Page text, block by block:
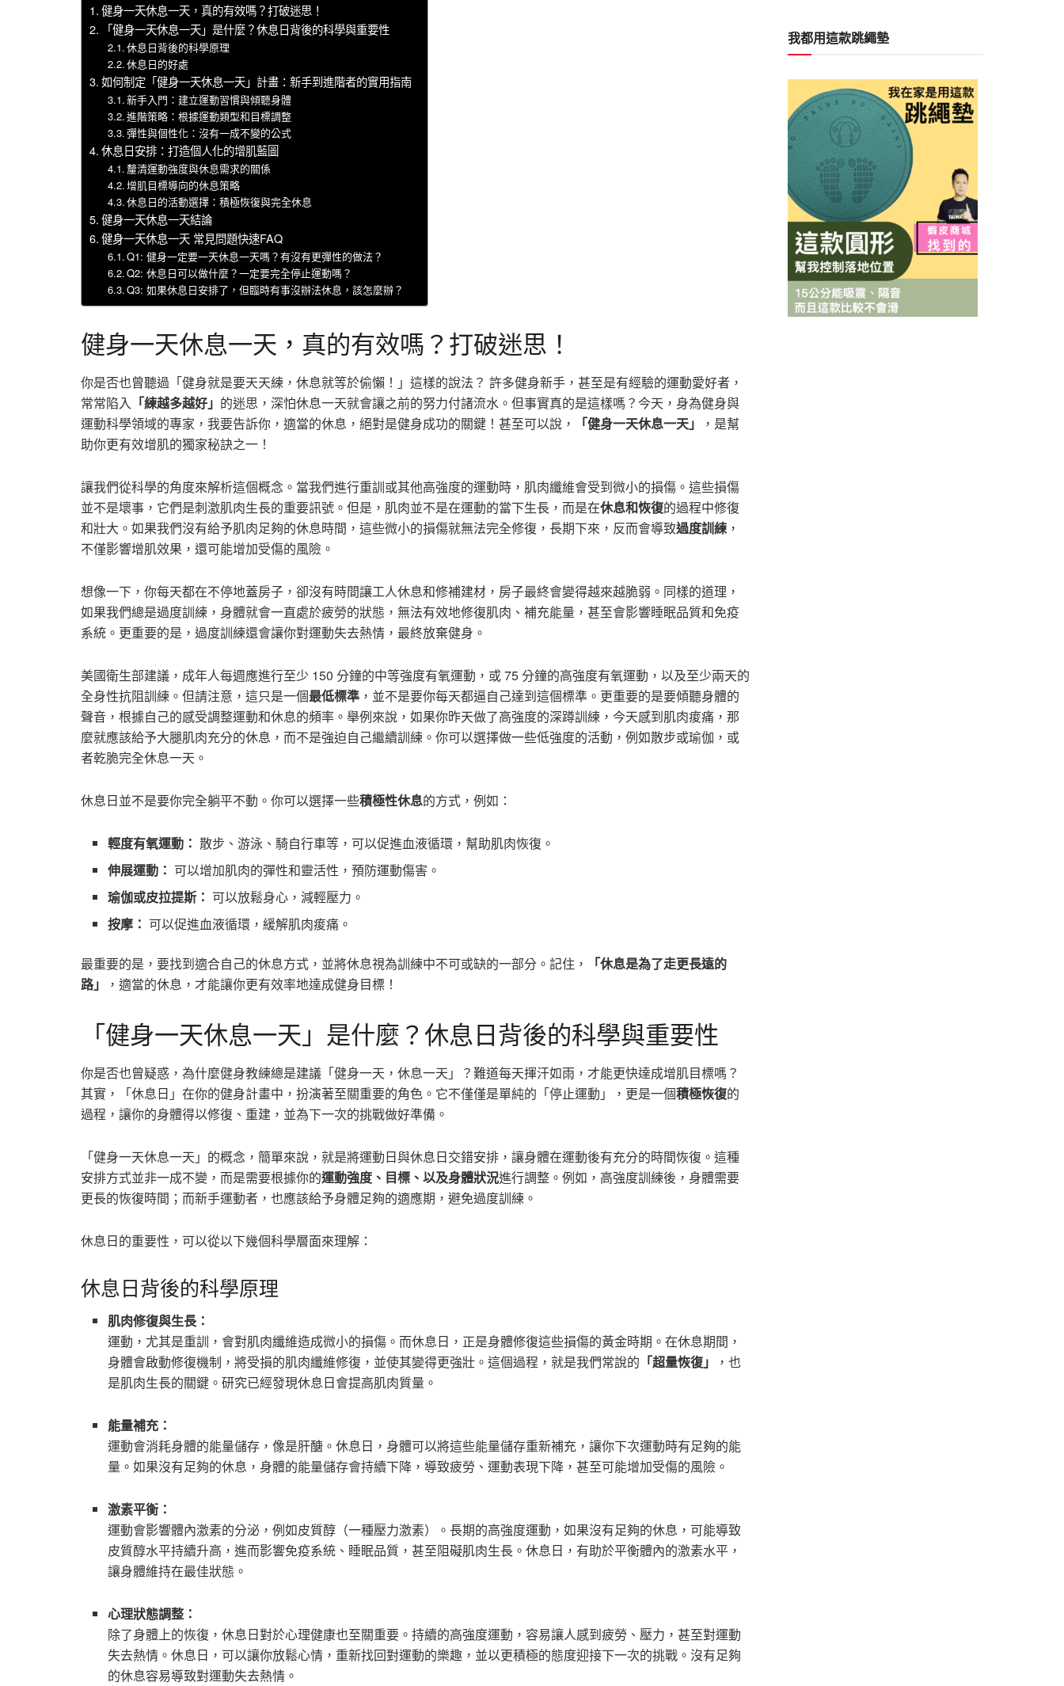
健身一天休息一天，真的有效嗎？打破迷思！
「健身一天休息一天」是什麼？休息日背後的科學與重要性
休息日背後的科學原理
休息日的好處
如何制定「健身一天休息一天」計畫：新手到進階者的實用指南
新手入門：建立運動習慣與傾聽身體
進階策略：根據運動類型和目標調整
彈性與個性化：沒有一成不變的公式
休息日安排：打造個人化的增肌藍圖
釐清運動強度與休息需求的關係
增肌目標導向的休息策略
休息日的活動選擇：積極恢復與完全休息
健身一天休息一天結論
健身一天休息一天 常見問題快速FAQ
Q1: 健身一定要一天休息一天嗎？有沒有更彈性的做法？
Q2: 休息日可以做什麼？一定要完全停止運動嗎？
Q3: 如果休息日安排了，但臨時有事沒辦法休息，該怎麼辦？
健身一天休息一天，真的有效嗎？打破迷思！
你是否也曾聽過「健身就是要天天練，休息就等於偷懶！」這樣的說法？ 許多健身新手，甚至是有經驗的運動愛好者，
常常陷入 「練越多越好」 的迷思，深怕休息一天就會讓之前的努力付諸流水。但事實真的是這樣嗎？今天，身為健身與
運動科學領域的專家，我要告訴你，適當的休息，絕對是健身成功的關鍵！甚至可以說，
「健身一天休息一天」
，是幫
助你更有效增肌的獨家秘訣之一！
讓我們從科學的角度來解析這個概念。當我們進行重訓或其他高強度的運動時，肌肉纖維會受到微小的損傷。這些損傷
並不是壞事，它們是刺激肌肉生長的重要訊號。但是，肌肉並不是在運動的當下生長，而是在休息和恢復的過程中修復
和壯大。如果我們沒有給予肌肉足夠的休息時間，這些微小的損傷就無法完全修復，長期下來，反而會導致過度訓練 ，
不僅影響增肌效果，還可能增加受傷的風險。
想像一下，你每天都在不停地蓋房子，卻沒有時間讓工人休息和修補建材，房子最終會變得越來越脆弱。同樣的道理，
如果我們總是過度訓練，身體就會一直處於疲勞的狀態，無法有效地修復肌肉、補充能量，甚至會影響睡眠品質和免疫
系統。更重要的是，過度訓練還會讓你對運動失去熱情，最終放棄健身。
美國衛生部建議，成年人每週應進行至少 150 分鐘的中等強度有氧運動，或 75 分鐘的高強度有氧運動，以及至少兩天的
全身性抗阻訓練。但請注意，這只是一個最低標準 ，並不是要你每天都逼自己達到這個標準。更重要的是要傾聽身體的
聲音，根據自己的感受調整運動和休息的頻率。舉例來說，如果你昨天做了高強度的深蹲訓練，今天感到肌肉痠痛，那
麼就應該給予大腿肌肉充分的休息，而不是強迫自己繼續訓練。你可以選擇做一些低強度的活動，例如散步或瑜伽，或
者乾脆完全休息一天。
休息日並不是要你完全躺平不動。你可以選擇一些積極性休息的方式，例如：
輕度有氧運動： 散步、游泳、騎自行車等，可以促進血液循環，幫助肌肉恢復。
伸展運動： 可以增加肌肉的彈性和靈活性，預防運動傷害。
瑜伽或皮拉提斯： 可以放鬆身心，減輕壓力。
按摩： 可以促進血液循環，緩解肌肉痠痛。
最重要的是，要找到適合自己的休息方式，並將休息視為訓練中不可或缺的一部分。記住，
「休息是為了走更長遠的
路」
，適當的休息，才能讓你更有效率地達成健身目標！
「健身一天休息一天」是什麼？休息日背後的科學與重要性
你是否也曾疑惑，為什麼健身教練總是建議「健身一天，休息一天」？難道每天揮汗如雨，才能更快達成增肌目標嗎？
其實，「休息日」在你的健身計畫中，扮演著至關重要的角色。它不僅僅是單純的「停止運動」，更是一個積極恢復的
過程，讓你的身體得以修復、重建，並為下一次的挑戰做好準備。
「健身一天休息一天」的概念，簡單來說，就是將運動日與休息日交錯安排，讓身體在運動後有充分的時間恢復。這種
安排方式並非一成不變，而是需要根據你的運動強度、目標、以及身體狀況進行調整。例如，高強度訓練後，身體需要
更長的恢復時間；而新手運動者，也應該給予身體足夠的適應期，避免過度訓練。
休息日的重要性，可以從以下幾個科學層面來理解：
休息日背後的科學原理
肌肉修復與生長：
運動，尤其是重訓，會對肌肉纖維造成微小的損傷。而休息日，正是身體修復這些損傷的黃金時期。在休息期間，
身體會啟動修復機制，將受損的肌肉纖維修復，並使其變得更強壯。這個過程，就是我們常說的 「超量恢復」
，也
是肌肉生長的關鍵。研究已經發現休息日會提高肌肉質量。
能量補充：
運動會消耗身體的能量儲存，像是肝醣。休息日，身體可以將這些能量儲存重新補充，讓你下次運動時有足夠的能
量。如果沒有足夠的休息，身體的能量儲存會持續下降，導致疲勞、運動表現下降，甚至可能增加受傷的風險。
激素平衡：
運動會影響體內激素的分泌，例如皮質醇（一種壓力激素）。長期的高強度運動，如果沒有足夠的休息，可能導致
皮質醇水平持續升高，進而影響免疫系統、睡眠品質，甚至阻礙肌肉生長。休息日，有助於平衡體內的激素水平，
讓身體維持在最佳狀態。
心理狀態調整：
除了身體上的恢復，休息日對於心理健康也至關重要。持續的高強度運動，容易讓人感到疲勞、壓力，甚至對運動
失去熱情。休息日，可以讓你放鬆心情，重新找回對運動的樂趣，並以更積極的態度迎接下一次的挑戰。沒有足夠
的休息容易導致對運動失去熱情。
我都用這款跳繩墊